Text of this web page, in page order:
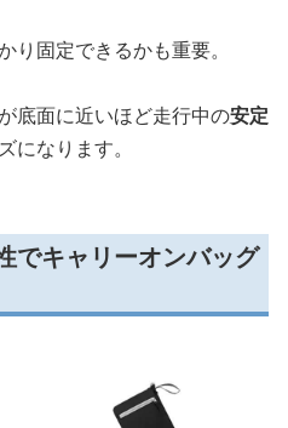
り固定できるかも重要。
底面に近いほど走行中の安定
になります。
でキャリーオンバッグ